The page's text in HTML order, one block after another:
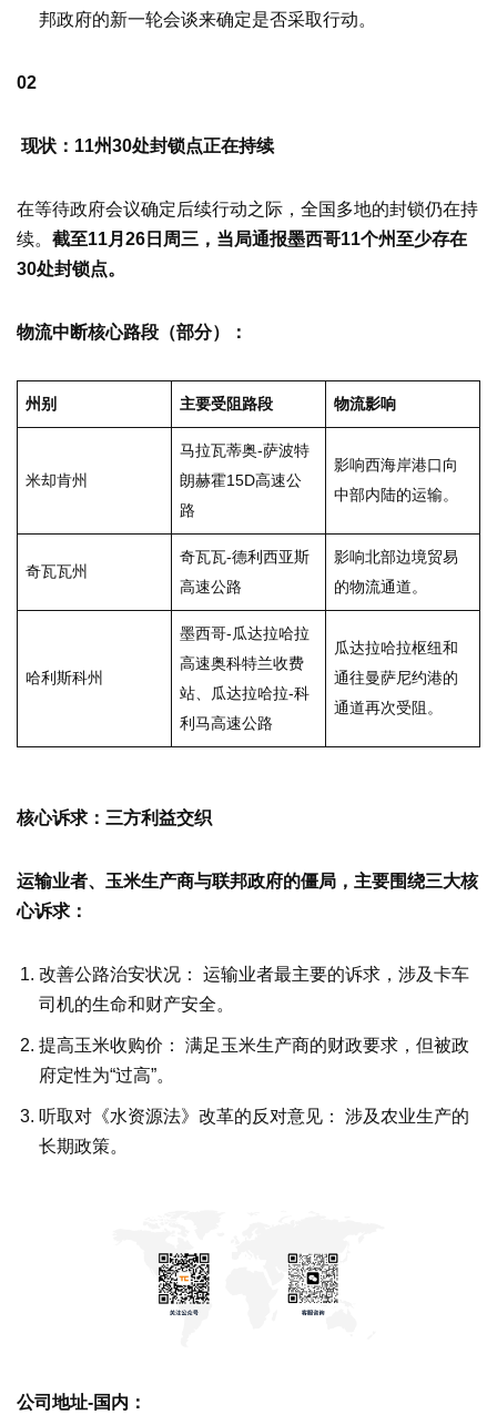
邦政府的新一轮会谈来确定是否采取行动。
02
现状：11州30处封锁点正在持续
在等待政府会议确定后续行动之际，全国多地的封锁仍在持
续。 截至11月26日周三，当局通报墨西哥11个州至少存在
30处封锁点。
物流中断核心路段（部分）：
州别 主要受阻路段 物流影响
米却肯州
马拉瓦蒂奥-萨波特
朗赫霍15D高速公
路
影响西海岸港口向
中部内陆的运输。
奇瓦瓦州
奇瓦瓦-德利西亚斯
高速公路
影响北部边境贸易
的物流通道。
哈利斯科州
墨西哥-瓜达拉哈拉
高速奥科特兰收费
站、瓜达拉哈拉-科
利马高速公路
瓜达拉哈拉枢纽和
通往曼萨尼约港的
通道再次受阻。
核心诉求：三方利益交织
运输业者、玉米生产商与联邦政府的僵局，主要围绕三大核
心诉求：
改善公路治安状况： 运输业者最主要的诉求，涉及卡车
司机的生命和财产安全。
提高玉米收购价： 满足玉米生产商的财政要求，但被政
府定性为“过高”。
听取对《水资源法》改革的反对意见： 涉及农业生产的
长期政策。
公司地址-国内：